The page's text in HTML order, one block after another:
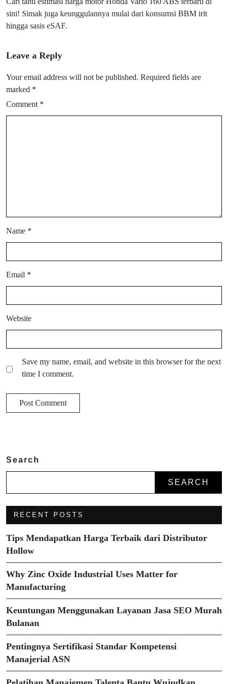
sini! Simak juga keunggulannya mulai dari konsumsi BBM irit
hingga sasis eSAF.
Leave a Reply
Your email address will not be published. Required fields are
marked *
Comment *
Name *
Email *
Website
Save my name, email, and website in this browser for the next
time I comment.
Search
SEARCH
RECENT POSTS
Tips Mendapatkan Harga Terbaik dari Distributor
Hollow
Why Zinc Oxide Industrial Uses Matter for
Manufacturing
Keuntungan Menggunakan Layanan Jasa SEO Murah
Bulanan
Pentingnya Sertifikasi Standar Kompetensi
Manajerial ASN